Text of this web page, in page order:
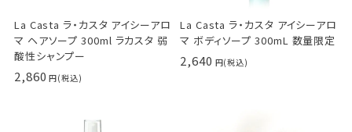
La Casta ラ・カスタ アイシーアロ
マ ヘアソープ 300ml ラカスタ 弱
酸性シャンプー
2,860
La Casta ラ・カスタ アイシーアロ
マ ボディソープ 300mL 数量限定
2,640